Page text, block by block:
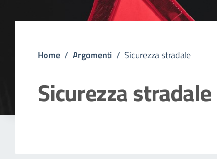
Home / Argomenti / Sicurezza stradale
Sicurezza stradale